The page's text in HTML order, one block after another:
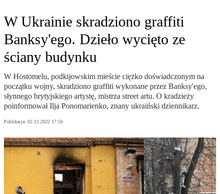
W Ukrainie skradziono graffiti
Banksy'ego. Dzieło wycięto ze
ściany budynku
W Hostomelu, podkijowskim mieście ciężko doświadczonym na
początku wojny, skradziono graffiti wykonane przez Banksy'ego,
słynnego brytyjskiego artystę, mistrza street artu. O kradzieży
poinformował Ilja Ponomarienko, znany ukraiński dziennikarz.
Publikacja: 02.12.2022 17:50